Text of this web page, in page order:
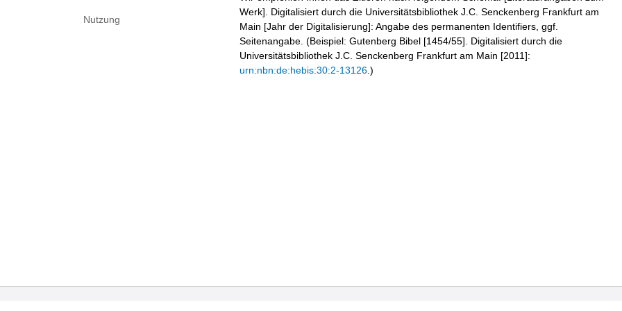
Nutzung
Werk]. Digitalisiert durch die Universitätsbibliothek J.C. Senckenberg Frankfurt am
Main [Jahr der Digitalisierung]: Angabe des permanenten Identifiers, ggf.
Seitenangabe. (Beispiel: Gutenberg Bibel [1454/55]. Digitalisiert durch die
Universitätsbibliothek J.C. Senckenberg Frankfurt am Main [2011]:
urn:nbn:de:hebis:30:2-13126 .)